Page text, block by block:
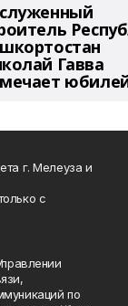
Гавва
г. Мелеуза и
с
по